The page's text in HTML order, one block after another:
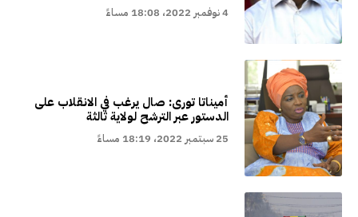
4 نوفمبر 2022، 18:08 مساءً
أميناتا تورى: صال يرغب في الانقلاب على
الدستور عبر الترشح لولاية ثالثة
25 سبتمبر 2022، 18:19 مساءً